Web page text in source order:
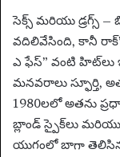
a
n
i
l
సెక్స్ మరియు డ్రగ్స్
వదిలివేసింది, కానీ
ఎ ఫేస్” వంటి హిట్‌లు
మనవరాలు స్ఫూర్తి,
1980లలో అతను
బ్లాండ్ స్పైక్‌లు
యుగంలో బాగా తెలిసిన